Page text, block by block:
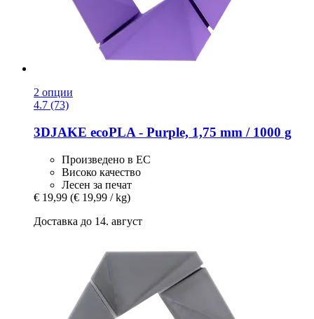
2 опции
4.7 (73)
3DJAKE ecoPLA -​ Purple, 1,75 mm / 1000 g
Произведено в ЕС
Високо качество
Лесен за печат
€ 19,99 (€ 19,99 / kg)
Доставка до 14. август